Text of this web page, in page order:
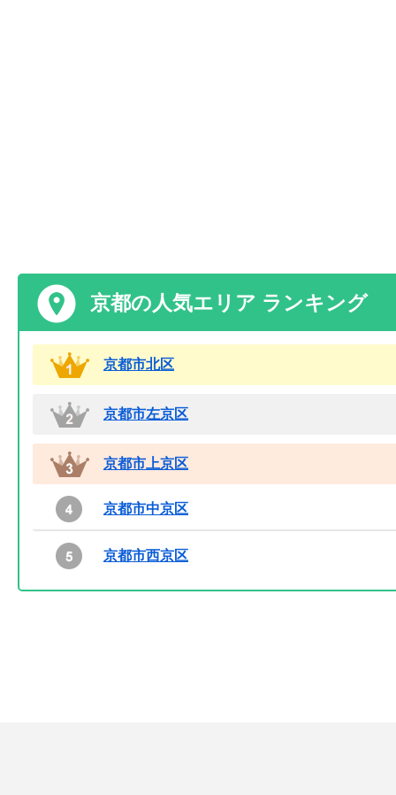
京都の人気エリア ランキング
京都市北区
京都市左京区
京都市上京区
京都市中京区
京都市西京区